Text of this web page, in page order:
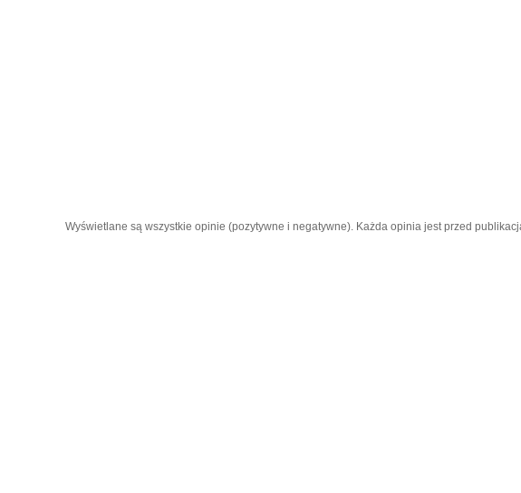
Wyświetlane są wszystkie opinie (pozytywne i negatywne). Każda opinia jest przed